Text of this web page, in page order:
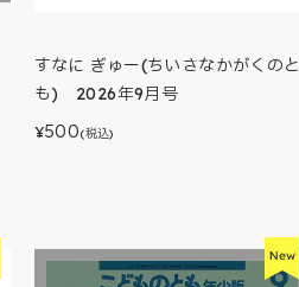
すなに ぎゅー(ちいさなかがくのと
も) 2026年9月号
¥500(税込)